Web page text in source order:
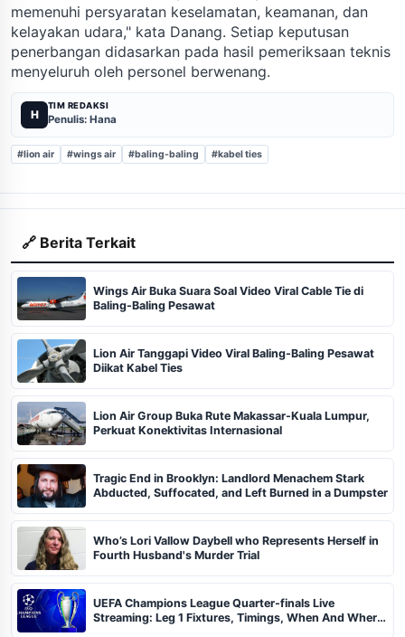
memenuhi persyaratan keselamatan, keamanan, dan
kelayakan udara," kata Danang. Setiap keputusan
penerbangan didasarkan pada hasil pemeriksaan teknis
menyeluruh oleh personel berwenang.
H
TIM REDAKSI
Penulis: Hana
#lion air #wings air #baling-baling #kabel ties
🔗 Berita Terkait
Wings Air Buka Suara Soal Video Viral Cable Tie di
Baling-Baling Pesawat
Lion Air Tanggapi Video Viral Baling-Baling Pesawat
Diikat Kabel Ties
Lion Air Group Buka Rute Makassar-Kuala Lumpur,
Perkuat Konektivitas Internasional
Tragic End in Brooklyn: Landlord Menachem Stark
Abducted, Suffocated, and Left Burned in a Dumpster
Who’s Lori Vallow Daybell who Represents Herself in
Fourth Husband's Murder Trial
UEFA Champions League Quarter-finals Live
Streaming: Leg 1 Fixtures, Timings, When And Where